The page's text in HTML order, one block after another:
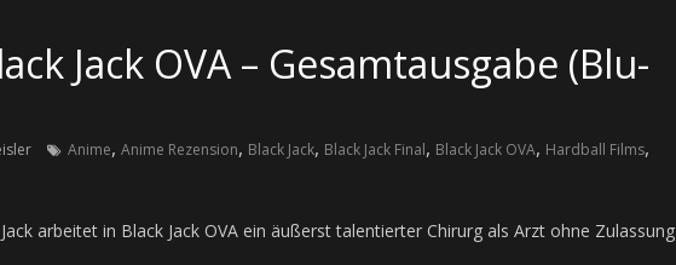
Jack OVA – Gesamtausgabe (Blu-
Anime, Anime Rezension, Black Jack, Black Jack Final, Black Jack OVA, Hardball Films,
arbeitet in Black Jack OVA ein äußerst talentierter Chirurg als Arzt ohne Zulassung